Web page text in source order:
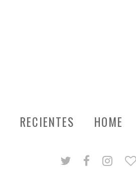
RECIENTES HOME